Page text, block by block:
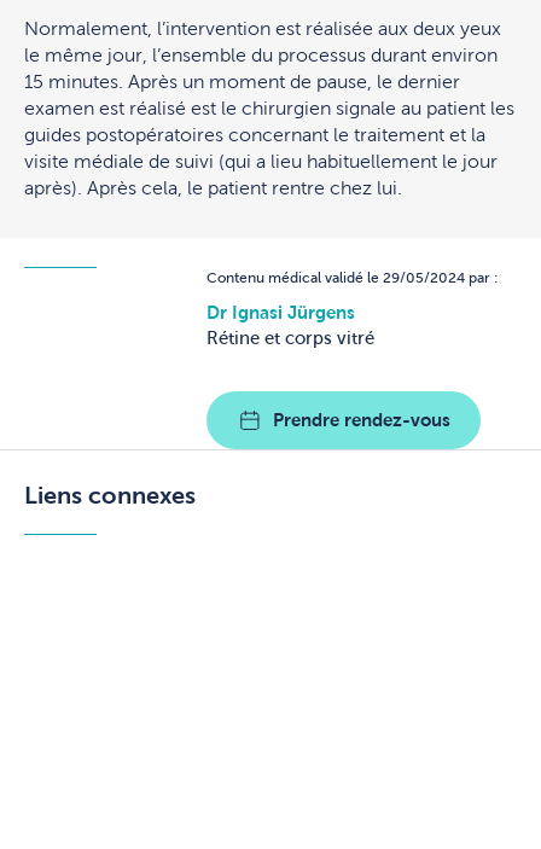
Normalement, l’intervention est réalisée aux deux yeux
le même jour, l’ensemble du processus durant environ
15 minutes. Après un moment de pause, le dernier
examen est réalisé est le chirurgien signale au patient les
guides postopératoires concernant le traitement et la
visite médiale de suivi (qui a lieu habituellement le jour
après). Après cela, le patient rentre chez lui.
Contenu médical validé le 29/05/2024 par :
Dr Ignasi Jürgens
Rétine et corps vitré
Prendre rendez-vous
Liens connexes